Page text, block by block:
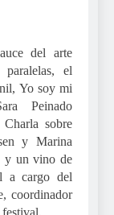
del arte
paralelas, el
Yo soy mi
Peinado
sobre
y Marina
y un vino de
a cargo del
coordinador